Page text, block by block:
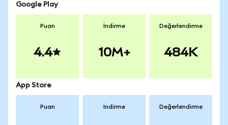
Google Play
Puan
4.4
İndirme
10M+
Değerlendirme
484K
App Store
Puan İndirme Değerlendirme